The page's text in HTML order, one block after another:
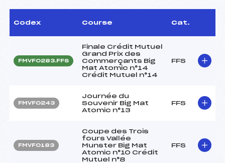
Codex Course Cat.
FMVF0283.FFS
Finale Crédit Mutuel
Grand Prix des
Commerçants Big
Mat Atomic n°14
Crédit Mutuel n°14
FFS
FMVF0243
Journée du
Souvenir Big Mat
Atomic n°13
FFS
FMVF0183
Coupe des Trois
fours Vallée
Munster Big Mat
Atomic n°10 Crédit
Mutuel n°8
FFS